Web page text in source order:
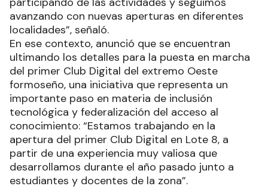
avanzando con nuevas aperturas en diferentes
localidades”, señaló.
En ese contexto, anunció que se encuentran
ultimando los detalles para la puesta en marcha
del primer Club Digital del extremo Oeste
formoseño, una iniciativa que representa un
importante paso en materia de inclusión
tecnológica y federalización del acceso al
conocimiento: “Estamos trabajando en la
apertura del primer Club Digital en Lote 8, a
partir de una experiencia muy valiosa que
desarrollamos durante el año pasado junto a
estudiantes y docentes de la zona”.